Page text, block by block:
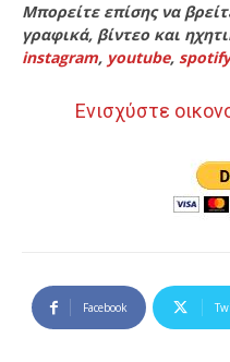
Μπορείτε επίσης να
γραφικά, βίντεο και
instagram, youtube, spotify
Ενισχύστε
Facebook